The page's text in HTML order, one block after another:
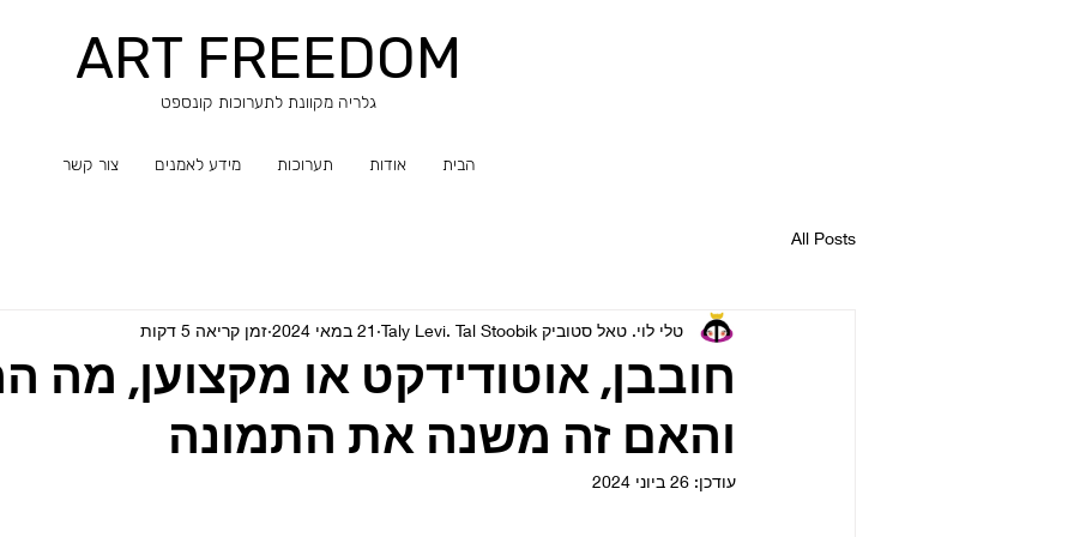
ART FREEDOM
​​גלריה מקוונת לתערוכות קונספט
הבית אודות תערוכות מידע לאמנים צור קשר
All Posts
חובבן, אוטודידקט או מקצוען, מה
והאם זה משנה את התמונה
טלי לוי. טאל סטוביק Taly Levi. Tal Stoobik 21 במאי 2024 זמן קריאה 5 דקות
עודכן: 26 ביוני 2024